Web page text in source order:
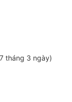
7 tháng 3 ngày)